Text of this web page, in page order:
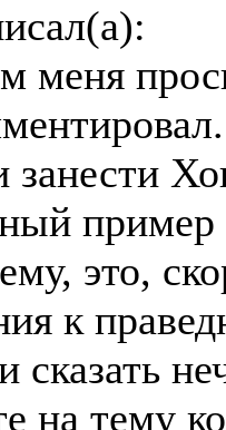
меня
занести
пример
это,
к
сказать
на тему